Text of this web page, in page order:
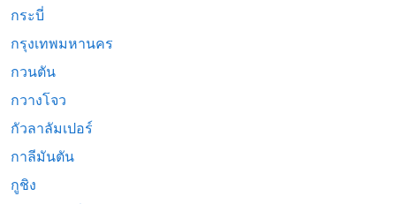
กระบี่
กรุงเทพมหานคร
กวนตัน
กวางโจว
กัวลาลัมเปอร์
กาลีมันตัน
กูชิง